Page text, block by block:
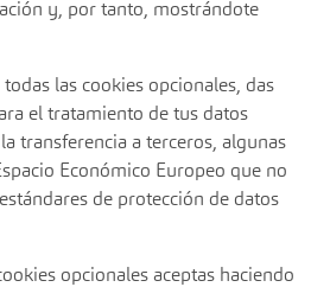
y, por tanto, mostrándote
las cookies opcionales, das
el tratamiento de tus datos
transferencia a terceros, algunas
Económico Europeo que no
de protección de datos
opcionales aceptas haciendo